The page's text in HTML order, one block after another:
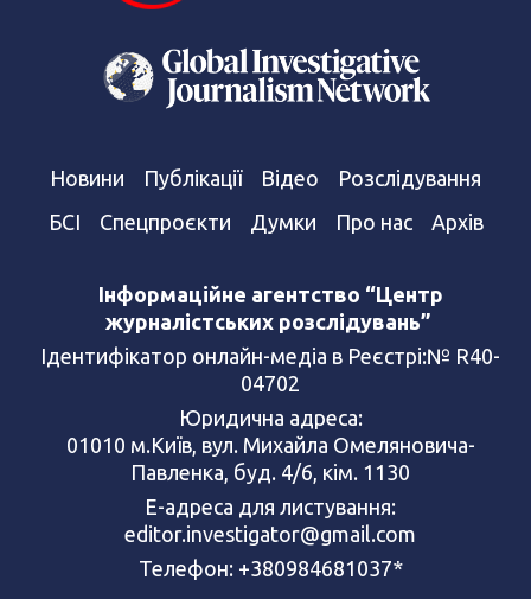
Новини Публікації Відео
Розслідування
БСІ
Спецпроєкти Думки Про нас Архів
Інформаційне агентство “Центр
журналістських розслідувань”
Ідентифікатор онлайн-медіа в Реєстрі:№ R40-
04702
Юридична адреса:
01010 м.Київ, вул. Михайла Омеляновича-
Павленка, буд. 4/6, кім. 1130
Е-адреса для листування:
editor.investigator@gmail.com
Телефон: +380984681037*